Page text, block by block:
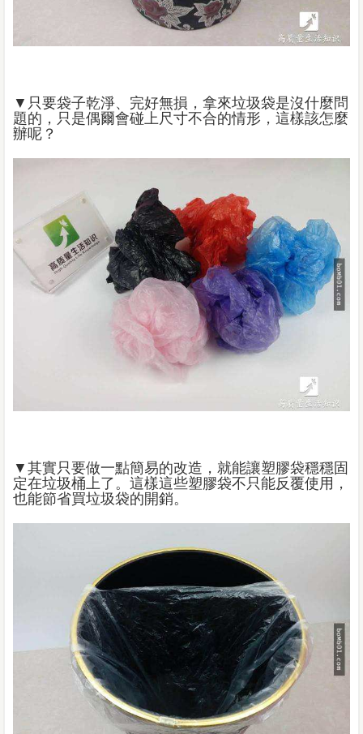
▼只要袋子乾淨、完好無損，拿來垃圾袋是沒什麼問
題的，只是偶爾會碰上尺寸不合的情形，這樣該怎麼
辦呢？
▼其實只要做一點簡易的改造，就能讓塑膠袋穩穩固
定在垃圾桶上了。這樣這些塑膠袋不只能反覆使用，
也能節省買垃圾袋的開銷。